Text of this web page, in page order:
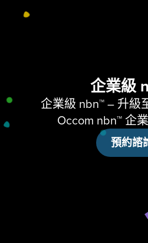
企業級
企業級 nbn™ – 升級
Occom nbn™ 企
預約諮